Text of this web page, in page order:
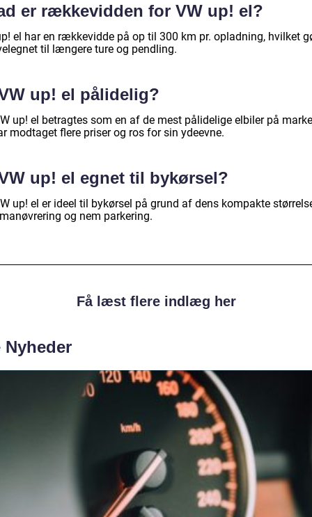
er rækkevidden for VW up! el?
el har en rækkevidde på op til 300 km pr. opladning, hvilket
til længere ture og pendling.
up! el pålidelig?
up! el betragtes som en af de mest pålidelige elbiler på
modtaget flere priser og ros for sin ydeevne.
up! el egnet til bykørsel?
up! el er ideel til bykørsel på grund af dens kompakte
og nem parkering.
Få læst flere indlæg her
Nyheder